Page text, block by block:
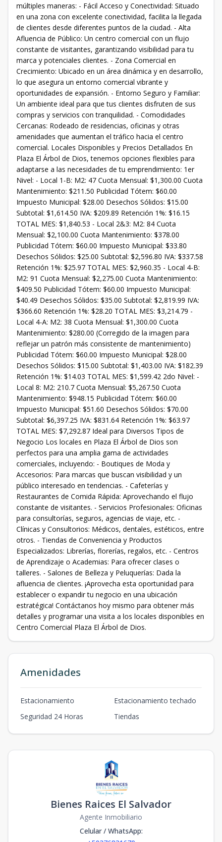
múltiples maneras: - Fácil Acceso y Conectividad: Situado
en una zona con excelente conectividad, facilita la llegada
de clientes desde diferentes puntos de la ciudad. - Alta
Afluencia de Público: Un centro comercial con un flujo
constante de visitantes, garantizando visibilidad para tu
marca y potenciales clientes. - Zona Comercial en
Crecimiento: Ubicado en un área dinámica y en desarrollo,
lo que asegura un entorno comercial vibrante y
oportunidades de expansión. - Entorno Seguro y Familiar:
Un ambiente ideal para que tus clientes disfruten de sus
compras y servicios con tranquilidad. - Comodidades
Cercanas: Rodeado de residencias, oficinas y otras
amenidades que aumentan el tráfico hacia el centro
comercial. Locales Disponibles y Precios Detallados En
Plaza El Árbol de Dios, tenemos opciones flexibles para
adaptarse a las necesidades de tu emprendimiento: 1er
Nivel: - Local 1-B: M2: 47 Cuota Mensual: $1,300.00 Cuota
Mantenimiento: $211.50 Publicidad Tótem: $60.00
Impuesto Municipal: $28.00 Desechos Sólidos: $15.00
Subtotal: $1,614.50 IVA: $209.89 Retención 1%: $16.15
TOTAL MES: $1,840.53 - Local 2&3: M2: 84 Cuota
Mensual: $2,100.00 Cuota Mantenimiento: $378.00
Publicidad Tótem: $60.00 Impuesto Municipal: $33.80
Desechos Sólidos: $25.00 Subtotal: $2,596.80 IVA: $337.58
Retención 1%: $25.97 TOTAL MES: $2,960.35 - Local 4-B:
M2: 91 Cuota Mensual: $2,275.00 Cuota Mantenimiento:
$409.50 Publicidad Tótem: $60.00 Impuesto Municipal:
$40.49 Desechos Sólidos: $35.00 Subtotal: $2,819.99 IVA:
$366.60 Retención 1%: $28.20 TOTAL MES: $3,214.79 -
Local 4-A: M2: 38 Cuota Mensual: $1,300.00 Cuota
Mantenimiento: $280.00 (Corregido de la imagen para
reflejar un patrón más consistente de mantenimiento)
Publicidad Tótem: $60.00 Impuesto Municipal: $28.00
Desechos Sólidos: $15.00 Subtotal: $1,403.00 IVA: $182.39
Retención 1%: $14.03 TOTAL MES: $1,599.42 2do Nivel: -
Local 8: M2: 210.7 Cuota Mensual: $5,267.50 Cuota
Mantenimiento: $948.15 Publicidad Tótem: $60.00
Impuesto Municipal: $51.60 Desechos Sólidos: $70.00
Subtotal: $6,397.25 IVA: $831.64 Retención 1%: $63.97
TOTAL MES: $7,292.87 Ideal para Diversos Tipos de
Negocio Los locales en Plaza El Árbol de Dios son
perfectos para una amplia gama de actividades
comerciales, incluyendo: - Boutiques de Moda y
Accesorios: Para marcas que buscan visibilidad y un
público interesado en tendencias. - Cafeterías y
Restaurantes de Comida Rápida: Aprovechando el flujo
constante de visitantes. - Servicios Profesionales: Oficinas
para consultorías, seguros, agencias de viaje, etc. -
Clínicas y Consultorios: Médicos, dentales, estéticos, entre
otros. - Tiendas de Conveniencia y Productos
Especializados: Librerías, florerías, regalos, etc. - Centros
de Aprendizaje o Academias: Para ofrecer clases o
talleres. - Salones de Belleza y Peluquerías: Dada la
afluencia de clientes. ¡Aprovecha esta oportunidad para
establecer o expandir tu negocio en una ubicación
estratégica! Contáctanos hoy mismo para obtener más
detalles y programar una visita a los locales disponibles en
Centro Comercial Plaza El Árbol de Dios.
Amenidades
Estacionamiento
Estacionamiento techado
Seguridad 24 Horas
Tiendas
Bienes Raices El Salvador
Agente Inmobiliario
Celular / WhatsApp: